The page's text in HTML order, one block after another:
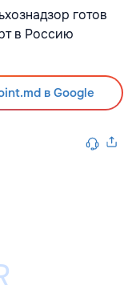
готов
в Россию
в Google